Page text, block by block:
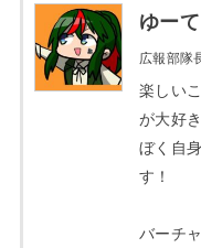
ゆー
広報部隊
楽しい
が大好
ぼく自
す！
バーチ